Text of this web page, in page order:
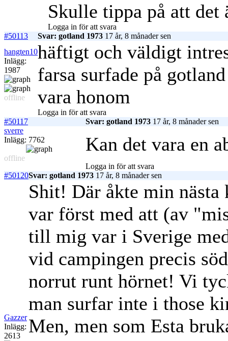
Skulle tippa på att det
Logga in för att svara
#50113
Svar: gotland 1973 17 år, 8 månader sen
hangten10
Inlägg:
1987
offline
häftigt och väldigt
farsa surfade på
vara honom
Logga in för att svara
#50117
Svar: gotland 1973 17 år, 8 månader sen
sverre
Inlägg: 7762
offline
Kan det vara en
Logga in för att svara
#50120Svar: gotland 1973 17 år, 8 månader sen
Gazzer
Inlägg:
2613
Shit! Där åkte min nästa
var först med att (av
till mig var i Sverige
vid campingen precis
norrut runt hörnet! Vi
man surfar inte i those
Men, men som Esta